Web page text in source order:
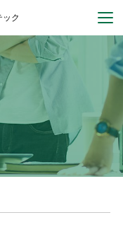
ク